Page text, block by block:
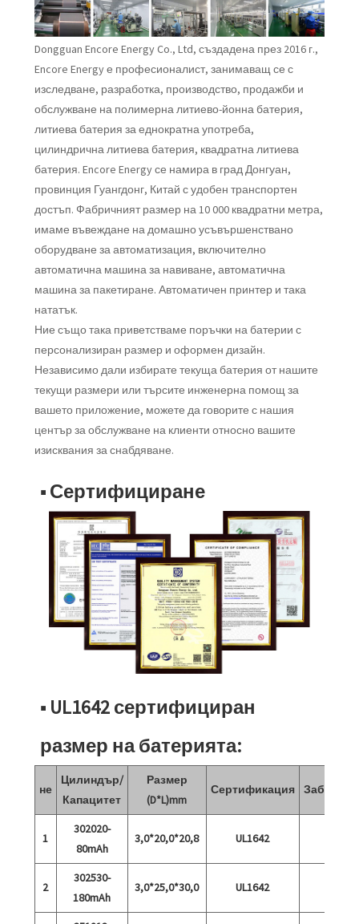
Dongguan Encore Energy Co., Ltd, създадена през 2016 г.,
Encore Energy е професионалист, занимаващ се с
изследване, разработка, производство, продажби и
обслужване на полимерна литиево-йонна батерия,
литиева батерия за еднократна употреба,
цилиндрична литиева батерия, квадратна литиева
батерия. Encore Energy се намира в град Донгуан,
провинция Гуангдонг, Китай с удобен транспортен
достъп. Фабричният размер на 10 000 квадратни метра,
имаме въвеждане на домашно усъвършенствано
оборудване за автоматизация, включително
автоматична машина за навиване, автоматична
машина за пакетиране. Автоматичен принтер и така
нататък.
Ние също така приветстваме поръчки на батерии с
персонализиран размер и оформен дизайн.
Независимо дали избирате текуща батерия от нашите
текущи размери или търсите инженерна помощ за
вашето приложение, можете да говорите с нашия
център за обслужване на клиенти относно вашите
изисквания за снабдяване.
■ Сертифициране
■ UL1642 сертифициран
размер на батерията:
не
Цилиндър/
Капацитет
Размер
(D*L)mm
Сертификация
1
302020-
80mAh
3,0*20,0*20,8 UL1642
2
302530-
180mAh
3,0*25,0*30,0 UL1642